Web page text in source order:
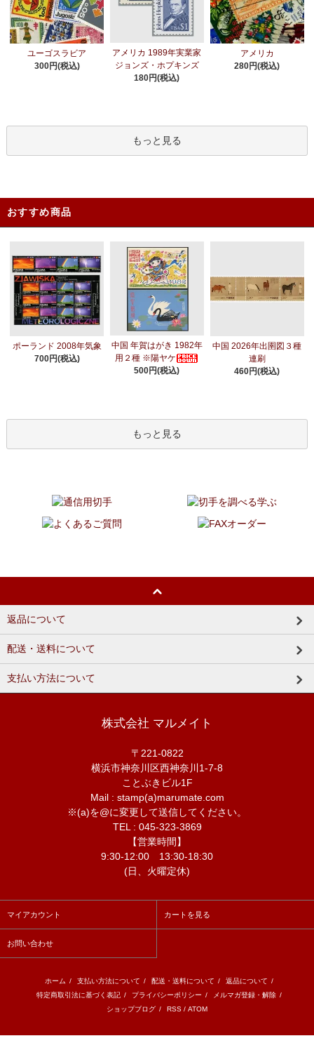
ユーゴスラビア
300円(税込)
アメリカ 1989年実業家
ジョンズ・ホプキンズ
180円(税込)
アメリカ
280円(税込)
もっと見る
おすすめ商品
ポーランド 2008年気象
700円(税込)
中国 年賀はがき 1982年
用２種 ※陽ヤケ
500円(税込)
中国 2026年出圉図３種
連刷
460円(税込)
もっと見る
返品について
配送・送料について
支払い方法について
株式会社 マルメイト
〒221-0822
横浜市神奈川区西神奈川1-7-8
ことぶきビル1F
Mail : stamp(a)marumate.com
※(a)を@に変更して送信してください。
TEL : 045-323-3869
【営業時間】
9:30-12:00 13:30-18:30
(日、火曜定休)
マイアカウント カートを見る
お問い合わせ
ホーム / 支払い方法について / 配送・送料について / 返品について /
特定商取引法に基づく表記 / プライバシーポリシー / メルマガ登録・解除 /
ショップブログ / RSS / ATOM